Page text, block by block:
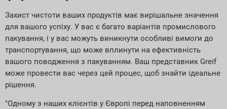
Захист чистоти ваших продуктів має вирішальне значення
для вашого успіху. У вас є багато варіантів промислового
пакування, і у вас можуть виникнути особливі вимоги до
транспортування, що може вплинути на ефективність
вашого поводження з пакуванням. Ваш представник Greif
може провести вас через цей процес, щоб знайти ідеальне
рішення.
"Одному з наших клієнтів у Європі перед наповненням